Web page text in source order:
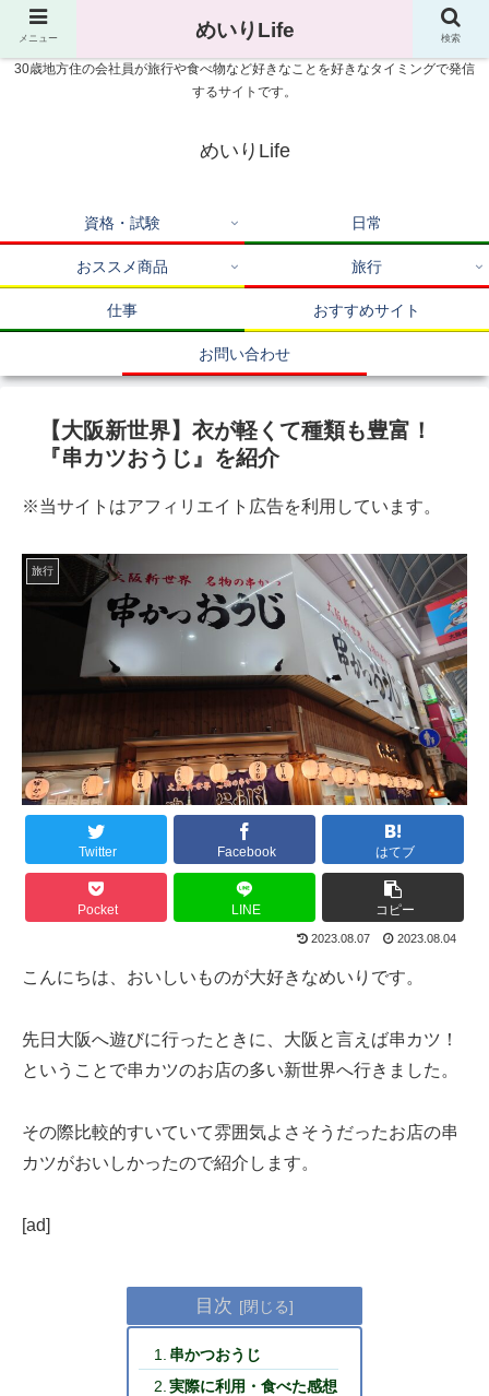
30歳地方住の会社員が旅行や食べ物など好きなことを好きなタイミングで発信
するサイトです。
めいりLife
資格・試験 日常
おススメ商品 旅行
仕事 おすすめサイト
お問い合わせ
【大阪新世界】衣が軽くて種類も豊富！
『串カツおうじ』を紹介
※当サイトはアフィリエイト広告を利用しています。
旅行
Twitter Facebook はてブ
Pocket LINE コピー
2023.08.07 2023.08.04
こんにちは、おいしいものが大好きなめいりです。
先日大阪へ遊びに行ったときに、大阪と言えば串カツ！
ということで串カツのお店の多い新世界へ行きました。
その際比較的すいていて雰囲気よさそうだったお店の串
カツがおいしかったので紹介します。
[ad]
目次
串かつおうじ
実際に利用・食べた感想
メニュー めいりLife 検索